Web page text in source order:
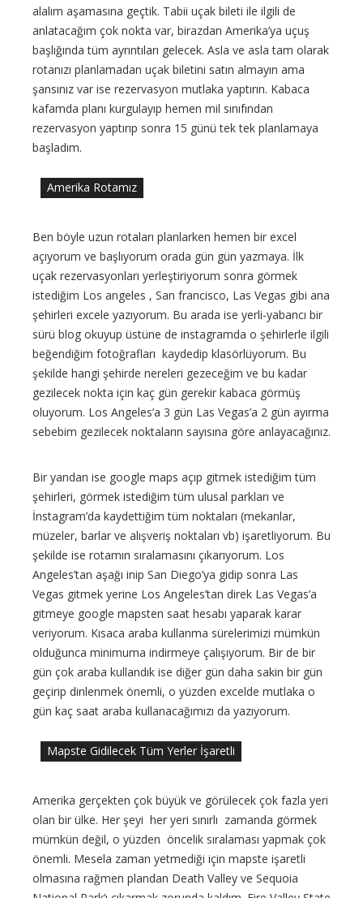
alalım aşamasına geçtik. Tabii uçak bileti ile ilgili de
anlatacağım çok nokta var, birazdan Amerika’ya uçuş
başlığında tüm ayrıntıları gelecek. Asla ve asla tam olarak
rotanızı planlamadan uçak biletini satın almayın ama
şansınız var ise rezervasyon mutlaka yaptırın. Kabaca
kafamda planı kurgulayıp hemen mil sınıfından
rezervasyon yaptırıp sonra 15 günü tek tek planlamaya
başladım.
Amerika Rotamız
Ben böyle uzun rotaları planlarken hemen bir excel
açıyorum ve başlıyorum orada gün gün yazmaya. İlk
uçak rezervasyonları yerleştiriyorum sonra görmek
istediğim Los angeles , San francisco, Las Vegas gibi ana
şehirleri excele yazıyorum. Bu arada ise yerli-yabancı bir
sürü blog okuyup üstüne de instagramda o şehirlerle ilgili
beğendiğim fotoğrafları kaydedip klasörlüyorum. Bu
şekilde hangi şehirde nereleri gezeceğim ve bu kadar
gezilecek nokta için kaç gün gerekir kabaca görmüş
oluyorum. Los Angeles’a 3 gün Las Vegas’a 2 gün ayırma
sebebim gezilecek noktaların sayısına göre anlayacağınız.
Bir yandan ise google maps açıp gitmek istediğim tüm
şehirleri, görmek istediğim tüm ulusal parkları ve
İnstagram’da kaydettiğim tüm noktaları (mekanlar,
müzeler, barlar ve alışveriş noktaları vb) işaretliyorum. Bu
şekilde ise rotamın sıralamasını çıkarıyorum. Los
Angeles’tan aşağı inip San Diego’ya gidip sonra Las
Vegas gitmek yerine Los Angeles’tan direk Las Vegas’a
gitmeye google mapsten saat hesabı yaparak karar
veriyorum. Kısaca araba kullanma sürelerimizi mümkün
olduğunca minimuma indirmeye çalışıyorum. Bir de bir
gün çok araba kullandık ise diğer gün daha sakin bir gün
geçirip dinlenmek önemli, o yüzden excelde mutlaka o
gün kaç saat araba kullanacağımızı da yazıyorum.
Mapste Gidilecek Tüm Yerler İşaretli
Amerika gerçekten çok büyük ve görülecek çok fazla yeri
olan bir ülke. Her şeyi her yeri sınırlı zamanda görmek
mümkün değil, o yüzden öncelik sıralaması yapmak çok
önemli. Mesela zaman yetmediği için mapste işaretli
olmasına rağmen plandan Death Valley ve Sequoia